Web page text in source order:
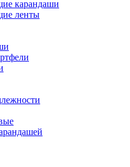
карандаши
ленты